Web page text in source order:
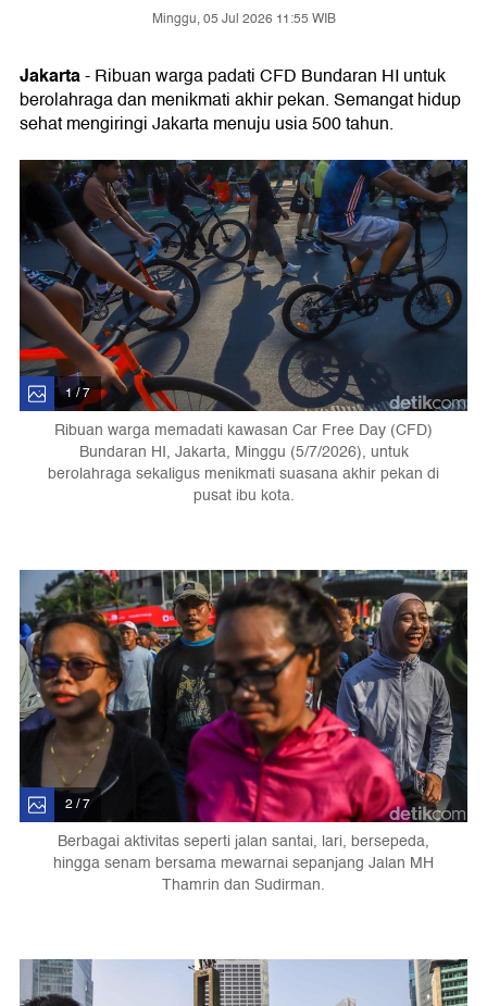
Minggu, 05 Jul 2026 11:55 WIB
Jakarta- Ribuan warga padati CFD Bundaran HI untuk
berolahraga dan menikmati akhir pekan. Semangat hidup
sehat mengiringi Jakarta menuju usia 500 tahun.
1 / 7
Ribuan warga memadati kawasan Car Free Day (CFD)
Bundaran HI, Jakarta, Minggu (5/7/2026), untuk
berolahraga sekaligus menikmati suasana akhir pekan di
pusat ibu kota.
2 / 7
Berbagai aktivitas seperti jalan santai, lari, bersepeda,
hingga senam bersama mewarnai sepanjang Jalan MH
Thamrin dan Sudirman.